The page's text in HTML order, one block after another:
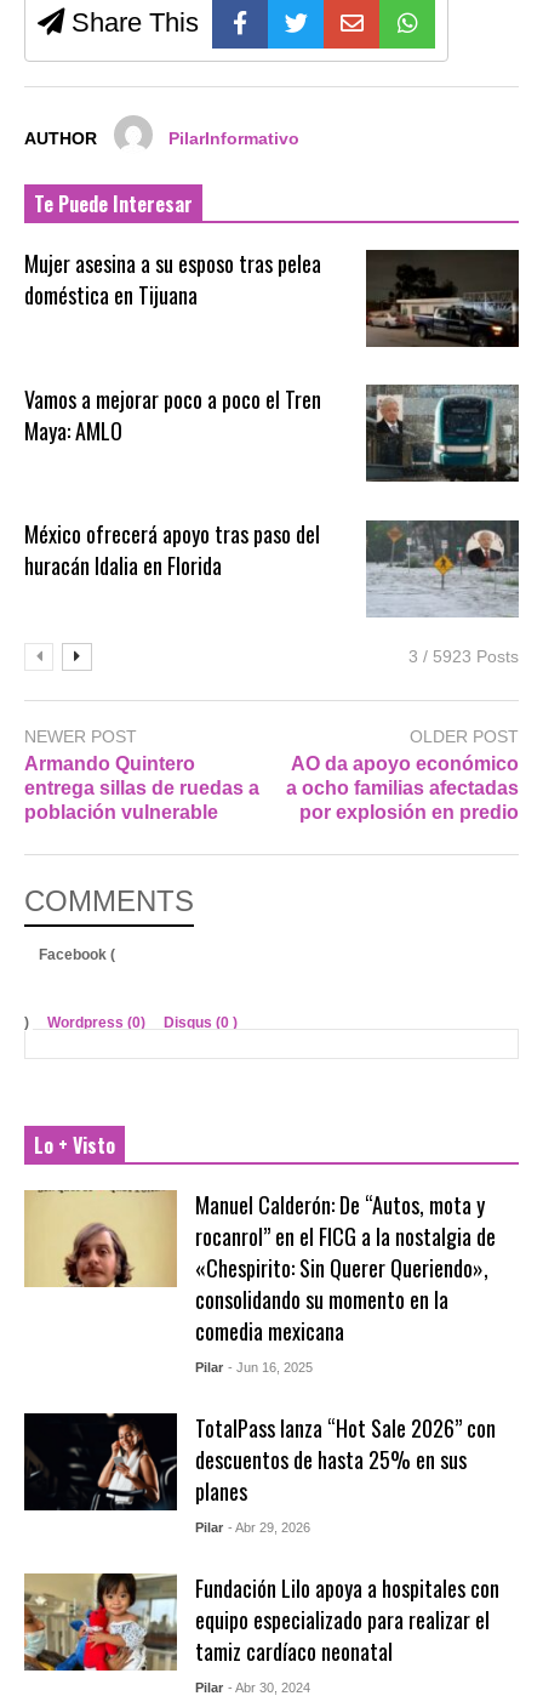
Share This
AUTHOR PilarInformativo
Te Puede Interesar
Mujer asesina a su esposo tras pelea
doméstica en Tijuana
Vamos a mejorar poco a poco el Tren
Maya: AMLO
México ofrecerá apoyo tras paso del
huracán Idalia en Florida
3 / 5923 Posts
NEWER POST
Armando Quintero
entrega sillas de ruedas a
población vulnerable
OLDER POST
AO da apoyo económico
a ocho familias afectadas
por explosión en predio
COMMENTS
Facebook (
) Wordpress (0) Disqus (0 )
Lo + Visto
Manuel Calderón: De “Autos, mota y
rocanrol” en el FICG a la nostalgia de
«Chespirito: Sin Querer Queriendo»,
consolidando su momento en la
comedia mexicana
Pilar - Jun 16, 2025
TotalPass lanza “Hot Sale 2026” con
descuentos de hasta 25% en sus
planes
Pilar - Abr 29, 2026
Fundación Lilo apoya a hospitales con
equipo especializado para realizar el
tamiz cardíaco neonatal
Pilar - Abr 30, 2024